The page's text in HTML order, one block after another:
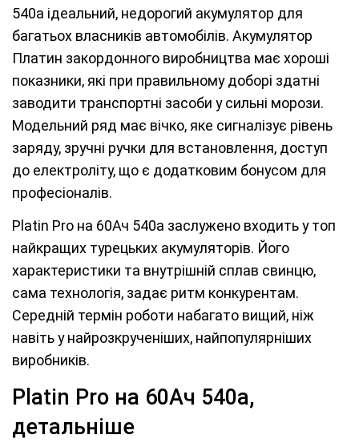
540а ідеальний, недорогий акумулятор для
багатьох власників автомобілів. Акумулятор
Платин закордонного виробництва має хороші
показники, які при правильному доборі здатні
заводити транспортні засоби у сильні морози.
Модельний ряд має вічко, яке сигналізує рівень
заряду, зручні ручки для встановлення, доступ
до електроліту, що є додатковим бонусом для
професіоналів.
Platin Pro на 60Ач 540а заслужено входить у топ
найкращих турецьких акумуляторів. Його
характеристики та внутрішній сплав свинцю,
сама технологія, задає ритм конкурентам.
Середній термін роботи набагато вищий, ніж
навіть у найрозкрученіших, найпопулярніших
виробників.
Platin Pro на 60Ач 540а,
детальніше